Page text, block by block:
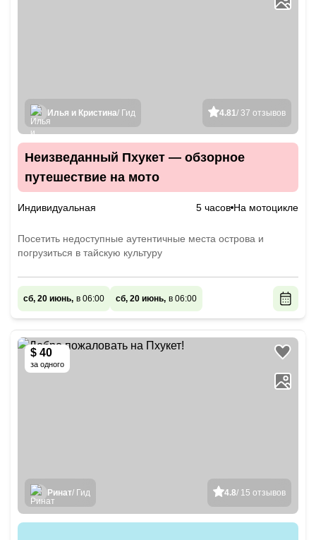
4.81/ 37 отзывов
Илья и Кристина/ Гид
Неизведанный Пхукет — обзорное
путешествие на мото
Индивидуальная 5 часов На мотоцикле
Посетить недоступные аутентичные места острова и
погрузиться в тайскую культуру
сб, 20 июнь, в 06:00 сб, 20 июнь, в 06:00
$ 40
за одного
4.8/ 15 отзывов
Ринат/ Гид